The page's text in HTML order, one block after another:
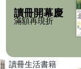
讀冊開幕慶
滿額再現折
讀冊生活書籍